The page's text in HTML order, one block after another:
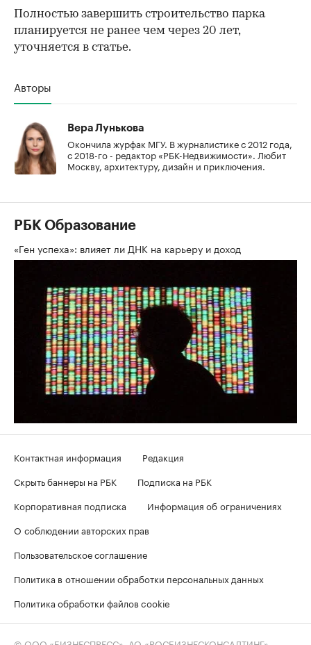
Полностью завершить строительство парка
планируется не ранее чем через 20 лет,
уточняется в статье.
Авторы
Вера Лунькова
Окончила журфак МГУ. В журналистике с 2012 года,
с 2018-го - редактор «РБК-Недвижимости». Любит
Москву, архитектуру, дизайн и приключения.
РБК Образование
«Ген успеха»: влияет ли ДНК на карьеру и доход
Контактная информация
Редакция
Скрыть баннеры на РБК
Подписка на РБК
Корпоративная подписка
Информация об ограничениях
О соблюдении авторских прав
Пользовательское соглашение
Политика в отношении обработки персональных данных
Политика обработки файлов cookie